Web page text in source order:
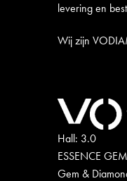
levering en
Wij zijn
Hall: 3.0
ESSENCE
Gem &